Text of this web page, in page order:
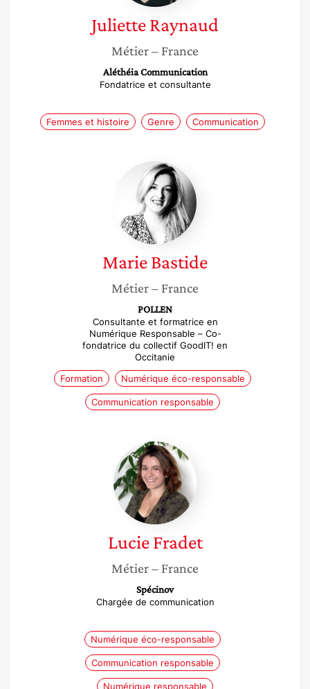
JulietteRaynaud
Métier– France
Aléthéia Communication
Fondatrice et consultante
Femmes et histoire Genre Communication
Marie
Bastide
MarieBastide
Métier– France
POLLEN
Consultante et formatrice en
Numérique Responsable – Co-
fondatrice du collectif GoodIT! en
Occitanie
Formation
Numérique éco-responsable
Communication responsable
Lucie
Fradet
Lucie Fradet
Métier– France
Spécinov
Chargée de communication
Numérique éco-responsable
Communication responsable
Numérique responsable